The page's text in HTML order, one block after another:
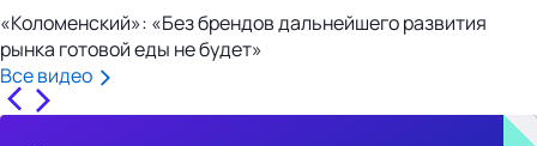
«Коломенский»: «Без брендов дальнейшего развития
рынка готовой еды не будет»
Все видео